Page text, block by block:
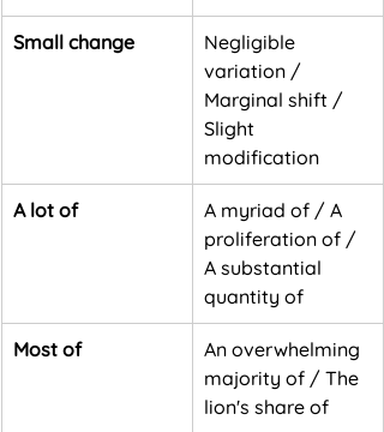
Small change
Negligible
variation /
Marginal shift /
Slight
modification
A lot of
A myriad of / A
proliferation of /
A substantial
quantity of
Most of
An overwhelming
majority of / The
lion's share of